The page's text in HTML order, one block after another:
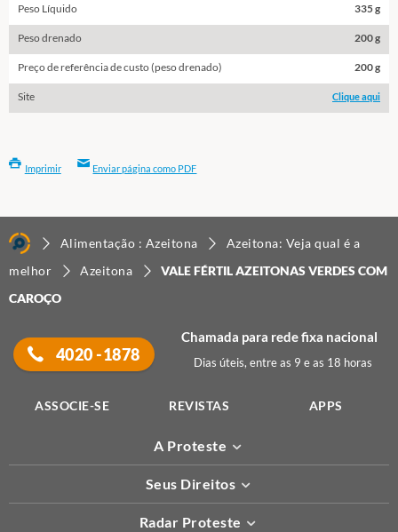
Peso Líquido 335 g
Peso drenado 200 g
Preço de referência de custo (peso drenado) 200 g
Site Clique aqui
Imprimir Enviar página como PDF
Alimentação : Azeitona
Azeitona: Veja qual é a
melhor
Azeitona
VALE FÉRTIL AZEITONAS VERDES COM
CAROÇO
4020 -1878
Chamada para rede fixa nacional
Dias úteis, entre as 9 e as 18 horas
ASSOCIE-SE REVISTAS APPS
A Proteste
Seus Direitos
Radar Proteste